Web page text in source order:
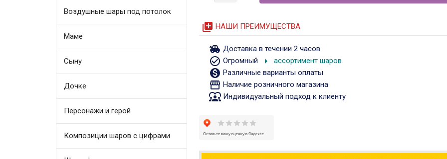
Воздушные шары под потолок
Маме
Сыну
Дочке
Персонажи и герой
Композиции шаров с цифрами
queue НАШИ ПРЕИМУЩЕСТВА
toys Доставка в течении 2 часов
check_circle_outline Огромный arrow_right ассортимент шаров
monetization_on Различные варианты оплаты
storefront Наличие розничного магазина
diversity_1Индивидуальный подход к клиенту